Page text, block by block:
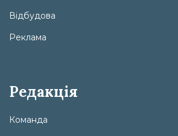
Відбудова
Реклама
Редакція
Команда